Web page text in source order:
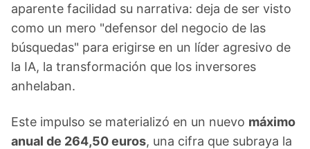
aparente facilidad su narrativa: deja de ser visto
como un mero "defensor del negocio de las
búsquedas" para erigirse en un líder agresivo de
la IA, la transformación que los inversores
anhelaban.
Este impulso se materializó en un nuevo máximo
anual de 264,50 euros, una cifra que subraya la